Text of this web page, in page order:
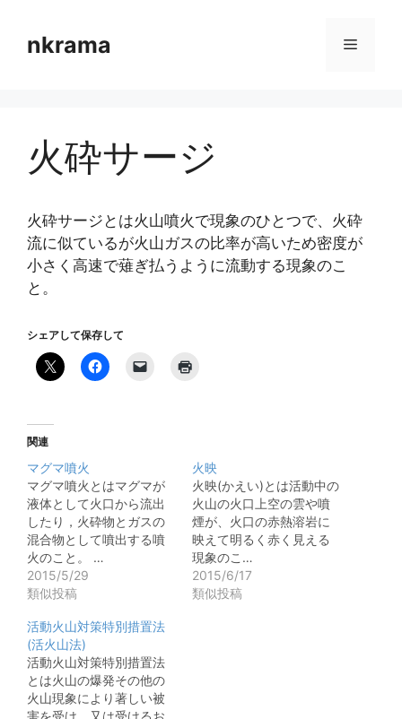
nkrama メ
火砕サージ
火砕サージとは火山噴火で現象のひとつで、火砕
流に似ているが火山ガスの比率が高いため密度が
小さく高速で薙ぎ払うように流動する現象のこ
と。
シェアして保存して
関連
マグマ噴火
マグマ噴火とはマグマが
液体として火口から流出
したり，火砕物とガスの
混合物として噴出する噴
火のこと。 …
2015/5/29
類似投稿
火映
火映(かえい)とは活動中の
火山の火口上空の雲や噴
煙が、火口の赤熱溶岩に
映えて明るく赤く見える
現象のこ…
2015/6/17
類似投稿
活動火山対策特別措置法
(活火山法)
活動火山対策特別措置法
とは火山の爆発その他の
火山現象により著しい被
害を受け、又は受けるお